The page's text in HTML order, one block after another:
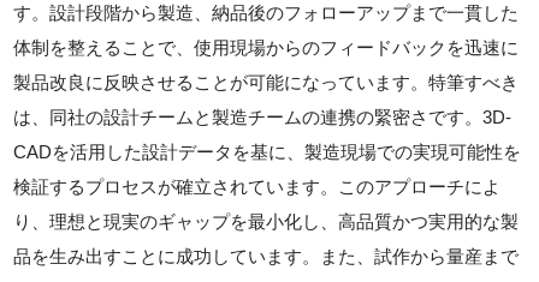
す。設計段階から製造、納品後のフォローアップまで一貫した
体制を整えることで、使用現場からのフィードバックを迅速に
製品改良に反映させることが可能になっています。特筆すべき
は、同社の設計チームと製造チームの連携の緊密さです。3D-
CADを活用した設計データを基に、製造現場での実現可能性を
検証するプロセスが確立されています。このアプローチによ
り、理想と現実のギャップを最小化し、高品質かつ実用的な製
品を生み出すことに成功しています。また、試作から量産まで